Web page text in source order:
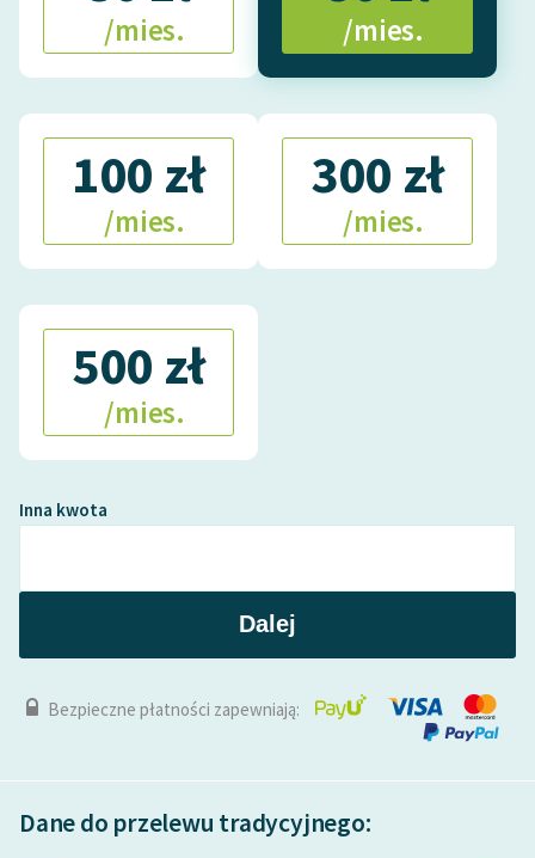
/mies. /mies.
100 zł
/mies.
300 zł
/mies.
500 zł
/mies.
Inna kwota
Dalej
Bezpieczne płatności zapewniają:
Dane do przelewu tradycyjnego: